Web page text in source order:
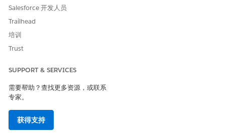
Salesforce 开发人员
Trailhead
培训
Trust
SUPPORT & SERVICES
需要帮助？查找更多资源，或联系
专家。
获得支持